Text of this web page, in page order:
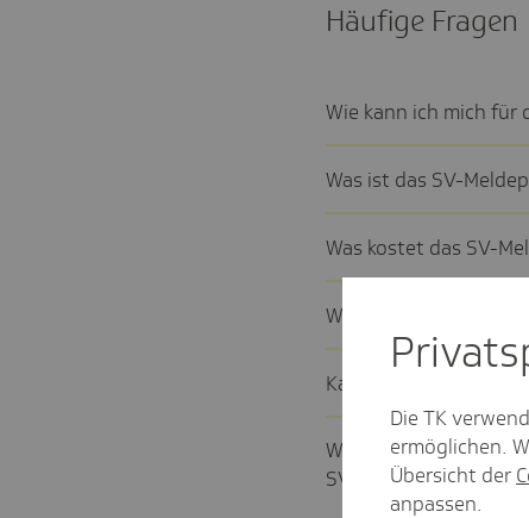
Häufige Fragen
Wie kann ich mich für
Was ist das SV-
Was kostet das SV-
Welche Vari­anten gibt
Kann ich das SV-
Wir haben mehrere
SV-Melde­por­tal?
Die TK
ermöglichen.
Übersicht der
anpassen.